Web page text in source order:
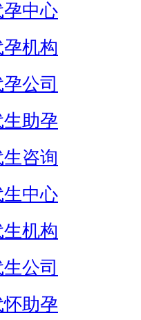
中心
机构
公司
助孕
咨询
中心
机构
公司
助孕